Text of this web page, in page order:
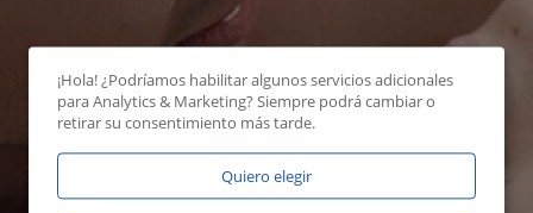
¡Hola! ¿Podríamos habilitar algunos servicios adicionales
paraAnalytics & Marketing? Siempre podrá cambiar o
retirar su consentimiento más tarde.
Quiero elegir